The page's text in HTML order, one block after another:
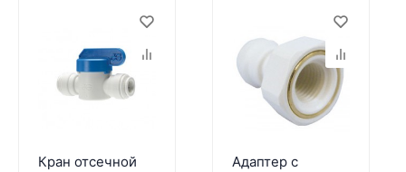
Кран отсечной
Адаптер с